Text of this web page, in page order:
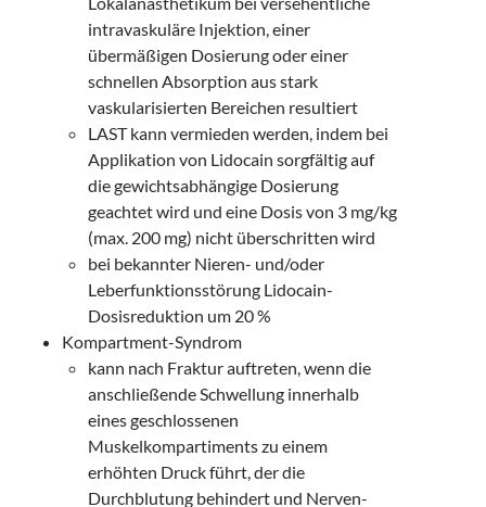
intravaskuläre Injektion, einer
übermäßigen Dosierung oder einer
schnellen Absorption aus stark
vaskularisierten Bereichen resultiert
LAST kann vermieden werden, indem bei
Applikation von Lidocain sorgfältig auf
die gewichtsabhängige Dosierung
geachtet wird und eine Dosis von 3 mg/kg
(max. 200 mg) nicht überschritten wird
bei bekannter Nieren- und/oder
Leberfunktionsstörung Lidocain-
Dosisreduktion um 20 %
Kompartment-Syndrom
kann nach Fraktur auftreten, wenn die
anschließende Schwellung innerhalb
eines geschlossenen
Muskelkompartiments zu einem
erhöhten Druck führt, der die
Durchblutung behindert und Nerven-